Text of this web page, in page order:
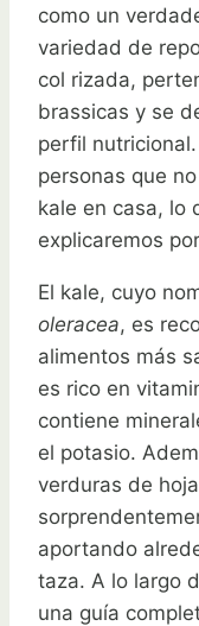
como un
variedad de
col rizada,
brassicas y se
perfil
personas que
kale en casa, lo
explicaremos
El kale, cuyo
oleracea, es
alimentos más
es rico en
contiene
el potasio.
verduras de
aportando
taza. A lo largo
una guía